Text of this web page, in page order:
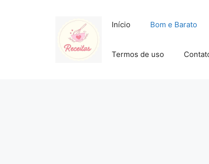
Início Bom e Barato
Termos de uso